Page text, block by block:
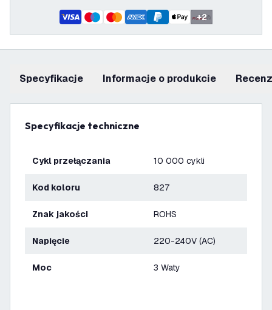
+2
Specyfikacje informacje o produkcie
Specyfikacje techniczne
Cykl przełączania 10 000 cykli
Kod koloru 827
Znak jakości ROHS
Napięcie 220-240V (AC)
Moc 3 Waty